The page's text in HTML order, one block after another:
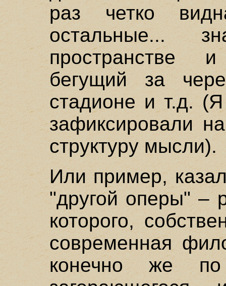
раз четко
остальные...
пространстве
бегущий за
стадионе и т.д.
зафиксировали
структуру мысли).
Или пример,
"другой оперы" –
которого,
современная
конечно же по